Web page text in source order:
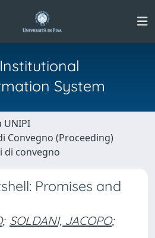
Institutional
System
UNIPI
Convegno (Proceeding)
di convegno
Promises and
; SOLDANI, JACOPO;